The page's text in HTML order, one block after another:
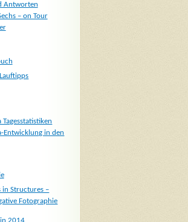
Antworten
– on Tour
Tagesstatistiken
Entwicklung in den
in Structures –
Fotographie